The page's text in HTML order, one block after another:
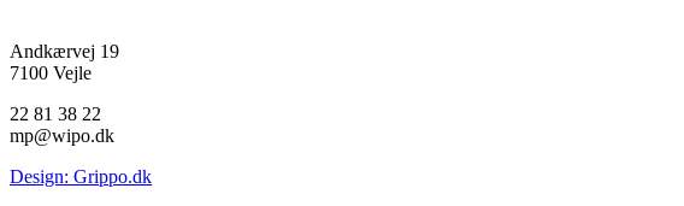
Andkærvej 19
7100 Vejle
22 81 38 22
mp@wipo.dk
Design: Grippo.dk